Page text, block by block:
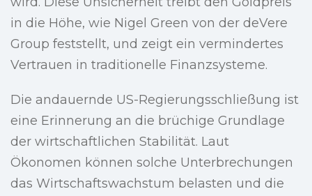
in die Höhe, wie Nigel Green von der deVere
Group feststellt, und zeigt ein vermindertes
Vertrauen in traditionelle Finanzsysteme.
Die andauernde US-Regierungsschließung ist
eine Erinnerung an die brüchige Grundlage
der wirtschaftlichen Stabilität. Laut
Ökonomen können solche Unterbrechungen
das Wirtschaftswachstum belasten und die